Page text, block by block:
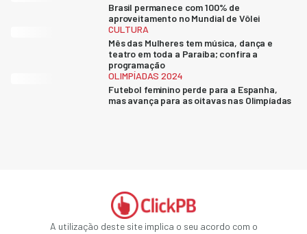
Brasil permanece com 100% de
aproveitamento no Mundial de Vôlei
CULTURA
Mês das Mulheres tem música, dança e
teatro em toda a Paraíba; confira a
programação
OLIMPÍADAS 2024
Futebol feminino perde para a Espanha,
mas avança para as oitavas nas Olimpíadas
A utilização deste site implica o seu acordo com o